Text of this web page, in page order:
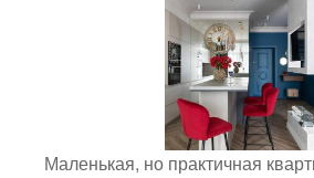
Маленькая, но практичная